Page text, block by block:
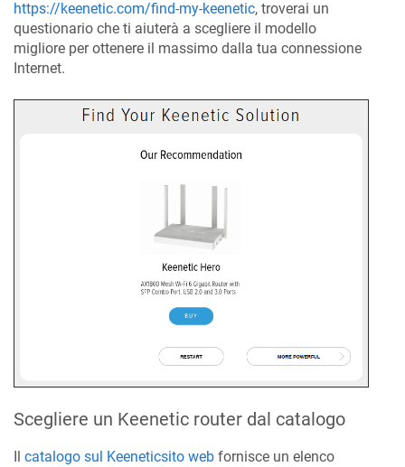
https://keenetic.com/find-my-keenetic, troverai un
questionario che ti aiuterà a scegliere il modello
migliore per ottenere il massimo dalla tua connessione
Internet.
Scegliere un Keenetic router dal catalogo
Il catalogo sul Keeneticsito web fornisce un elenco